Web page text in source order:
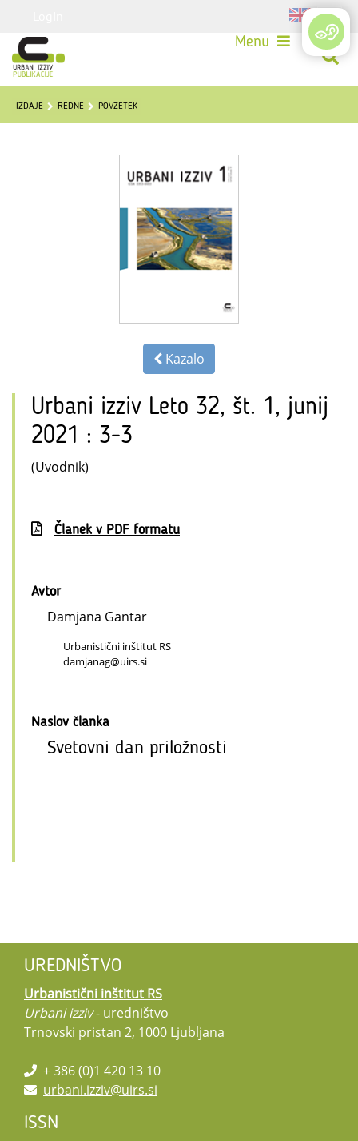
Menu
IZDAJE REDNE POVZETEK
Kazalo
Urbani izziv Leto 32, št. 1, junij
2021 : 3-3
(Uvodnik)
Članek v PDF formatu
Avtor
Damjana Gantar
Urbanistični inštitut RS
damjanag@uirs.si
Naslov članka
Svetovni dan priložnosti
UREDNIŠTVO
Urbanistični inštitut RS
Urbani izziv- uredništvo
Trnovski pristan 2, 1000 Ljubljana
+ 386 (0)1 420 13 10
urbani.izziv@uirs.si
ISSN